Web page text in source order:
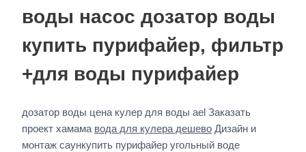
воды насос дозатор воды
купить пурифайер, фильтр
+для воды пурифайер
дозатор воды цена кулер для воды ael Заказать
проект хамама вода для кулера дешево Дизайн и
монтаж саункупить пурифайер угольный воде